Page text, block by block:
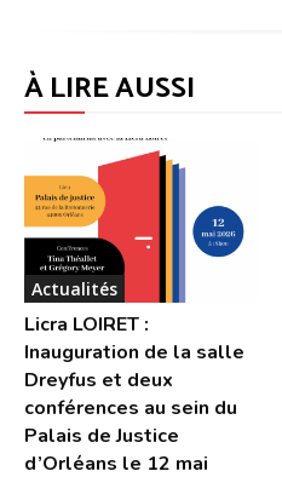
À LIRE AUSSI
Actualités
Licra LOIRET :
Inauguration de la salle
Dreyfus et deux
conférences au sein du
Palais de Justice
d’Orléans le 12 mai